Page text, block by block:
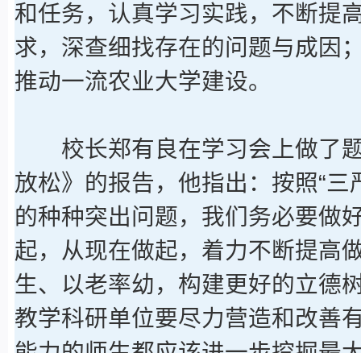
和任务，认真学习实践，不断提
求，深查细找存在的问题与成因
推动一流农业大学建设。
校长郑有良在学习会上做了题
放松》的报告，他指出：按照“三
的种种突出问题，我们务必要做
起，从现在做起，着力不断提高
生、以老率幼，构建更好的立德
教学科研单位要尽力营造和改善